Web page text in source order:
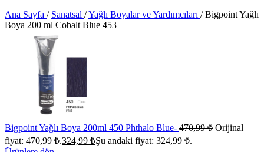
Ana Sayfa / Sanatsal /Yağlı Boyalar ve Yardımcıları / Bigpoint Yağlı
Boya 200 ml Cobalt Blue 453
Bigpoint Yağlı Boya 200ml 450 Phthalo Blue- 470,99₺ Orijinal
fiyat: 470,99 ₺.324,99 ₺Şu andaki fiyat: 324,99 ₺.